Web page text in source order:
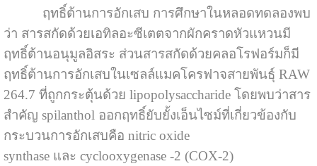
ฤทธิ์ต้านการอักเสบ การศึกษาในหลอดทดลองพบ
ว่า สารสกัดด้วยเอทิลอะซีเตตจากผักคราดหัวแหวนมี
ฤทธิ์ต้านอนุมูลอิสระ ส่วนสารสกัดด้วยคลอโรฟอร์มก็มี
ฤทธิ์ต้านการอักเสบในเซลล์แมคโครฟาจสายพันธุ์ RAW
264.7 ที่ถูกกระตุ้นด้วย lipopolysaccharide โดยพบว่าสาร
สำคัญ spilanthol ออกฤทธิ์ยับยั้งเอ็นไซม์ที่เกี่ยวข้องกับ
กระบวนการอักเสบคือ nitric oxide
synthase และ cyclooxygenase -2 (COX-2)